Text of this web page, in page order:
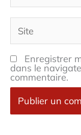
Site
Enregistrer
dans le
commentaire.